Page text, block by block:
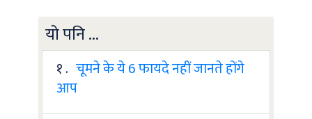
यो पनि ...
१ . चूमने के ये 6 फायदे नहीं जानते होंगे
आप